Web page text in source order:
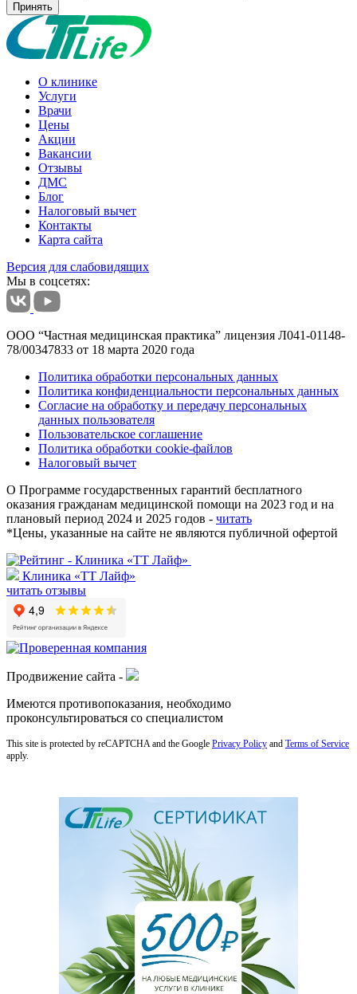
Принять
О клинике
Услуги
Врачи
Цены
Акции
Вакансии
Отзывы
ДМС
Блог
Налоговый вычет
Контакты
Карта сайта
Версия для слабовидящих
Мы в соцсетях:
ООО “Частная медицинская практика” лицензия Л041-01148-
78/00347833 от 18 марта 2020 года
Политика обработки персональных данных
Политика конфиденциальности персональных данных
Согласие на обработку и передачу персональных
данных пользователя
Пользовательское соглашение
Политика обработки cookie-файлов
Налоговый вычет
О Программе государственных гарантий бесплатного
оказания гражданам медицинской помощи на 2023 год и на
плановый период 2024 и 2025 годов - читать
*Цены, указанные на сайте не являются публичной офертой
Клиника «ТТ Лайф»
читать отзывы
Продвижение сайта -
Имеются противопоказания, необходимо
проконсультироваться со специалистом
This site is protected by reCAPTCHA and the Google Privacy Policy and Terms of Service
apply.